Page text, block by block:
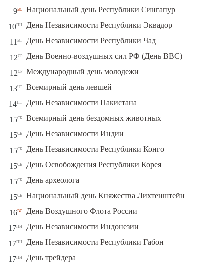
9вс Национальный день Республики Сингапур
10пн День Независимости Республики Эквадор
11 вт День Независимости Республики Чад
12ср День Военно-воздушных сил РФ (День ВВС)
12ср Международный день молодежи
13чт Всемирный день левшей
14пт День Независимости Пакистана
15сб Всемирный день бездомных животных
15сб День Независимости Индии
15сб День Независимости Республики Конго
15сб День Освобождения Республики Корея
15сб День археолога
15сб Национальный день Княжества Лихтенштейн
16вс День Воздушного Флота России
17пн День Независимости Индонезии
17пн День Независимости Республики Габон
17пн
День трейдера